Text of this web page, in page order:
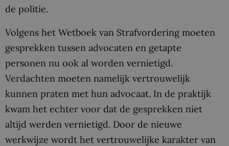
de politie.
Volgens het Wetboek van Strafvordering moeten
gesprekken tussen advocaten en getapte
personen nu ook al worden vernietigd.
Verdachten moeten namelijk vertrouwelijk
kunnen praten met hun advocaat. In de praktijk
kwam het echter voor dat de gesprekken niet
altijd werden vernietigd. Door de nieuwe
werkwijze wordt het vertrouwelijke karakter van